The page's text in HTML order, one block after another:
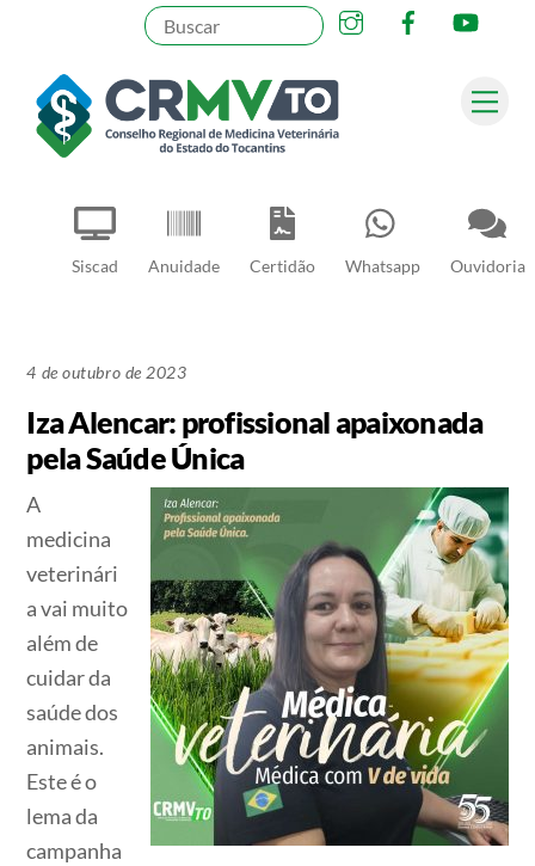
content
Siscad Anuidade Certidão Whatsapp Ouvidoria
InstagramFacebook
Pesquisar
4 de outubro de 2023
Iza Alencar: profissional apaixonada
pela Saúde Única
A
medicina
veterinári
a vai muito
além de
cuidar da
saúde dos
animais.
Este é o
lema da
campanha